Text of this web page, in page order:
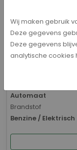
Audi A3 -
Bouwjaar
01-2026
Kilometerstand
Automaat
Brandstof
Benzine / Elektrisch
Wij maken gebruik
Deze gegevens
Deze gegevens
analytische cookies